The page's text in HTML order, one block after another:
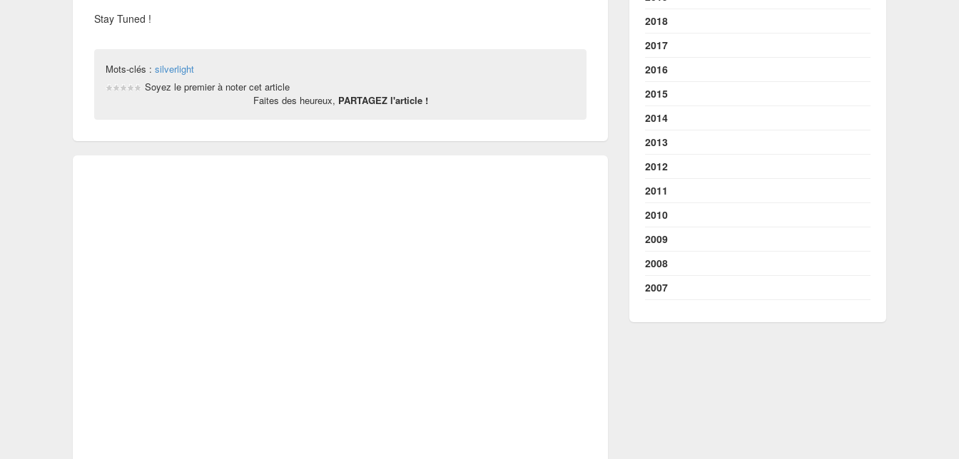
Stay Tuned !
Mots-clés : silverlight
Soyez le premier à noter cet article
Faites des heureux, PARTAGEZ l'article !
2018
2017
2016
2015
2014
2013
2012
2011
2010
2009
2008
2007